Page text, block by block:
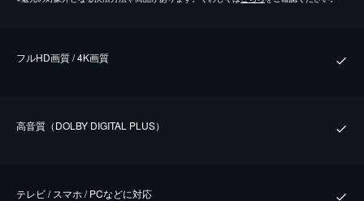
フルHD画質 / 4K画質
⾼⾳質（DOLBY DIGITAL PLUS）
テレビ / スマホ / PCなどに対応